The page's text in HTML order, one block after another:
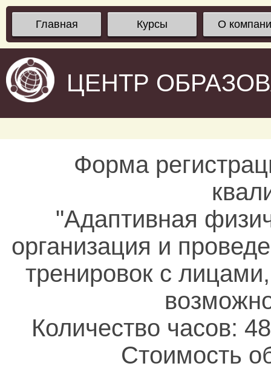
Главная Курсы О
ЦЕНТР
Форма
"Адаптивная
организация и
тренировок с
Количество часов:
Стоимость